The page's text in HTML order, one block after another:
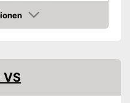
VS